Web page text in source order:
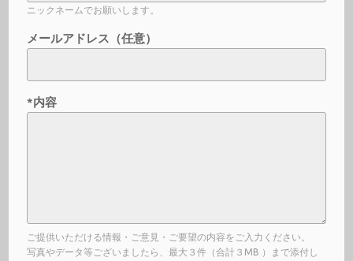
ニックネームでお願いします。
メールアドレス（任意）
*内容
ご提供いただける情報・ご意見・ご要望の内容をご入力ください。
写真やデータ等ございましたら、最大３件（合計３MB ）まで添付し